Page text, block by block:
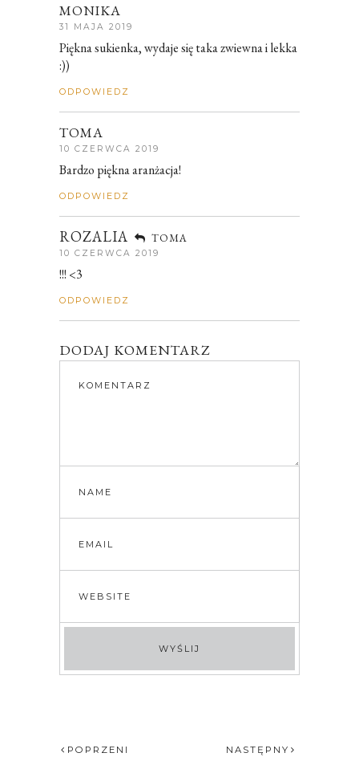
MONIKA
31 MAJA 2019
Piękna sukienka, wydaje się taka zwiewna i lekka
:))
ODPOWIEDZ
TOMA
10 CZERWCA 2019
Bardzo piękna aranżacja!
ODPOWIEDZ
ROZALIA TOMA
10 CZERWCA 2019
!!! <3
ODPOWIEDZ
DODAJ KOMENTARZ
POPRZENI NASTĘPNY